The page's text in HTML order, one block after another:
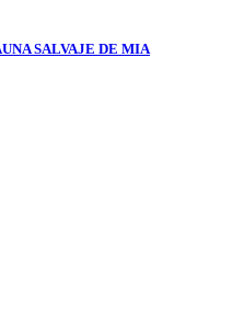
SALVAJE DE MIA